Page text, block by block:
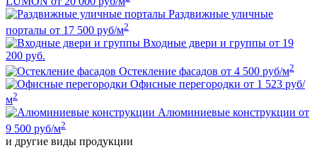
Раздвижные уличные
порталы от 17 500 руб/м2
Входные двери и группы от 19
200 руб.
Остекление фасадов от 4 500 руб/м2
Офисные перегородки от 1 523 руб/
м2
Алюминиевые конструкции от
9 500 руб/м2
и другие виды продукции